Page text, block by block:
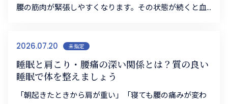
腰の筋肉が緊張しやすくなります。その状態が続くと血...
2026.07.20 未指定
睡眠と肩こり・腰痛の深い関係とは？質の良い
睡眠で体を整えましょう
「朝起きたときから肩が重い」「寝ても腰の痛みが変わ